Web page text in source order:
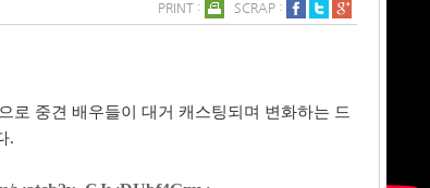
PRINT :
SCRAP :
로 중견 배우들이 대거 캐스팅되며 변화하는 드
.